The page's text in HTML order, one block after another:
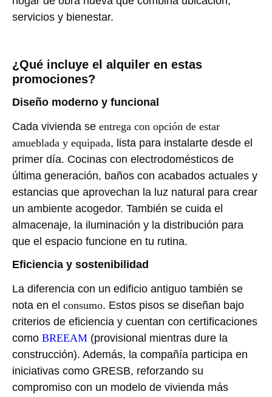
servicios y bienestar.
¿Qué incluye el alquiler en estas
promociones?
Diseño moderno y funcional
Cada vivienda se entrega con opción de estar
amueblada y equipada, lista para instalarte desde el
primer día. Cocinas con electrodomésticos de
última generación, baños con acabados actuales y
estancias que aprovechan la luz natural para crear
un ambiente acogedor. También se cuida el
almacenaje, la iluminación y la distribución para
que el espacio funcione en tu rutina.
Eficiencia y sostenibilidad
La diferencia con un edificio antiguo también se
nota en el consumo. Estos pisos se diseñan bajo
criterios de eficiencia y cuentan con certificaciones
como BREEAM (provisional mientras dure la
construcción). Además, la compañía participa en
iniciativas como GRESB, reforzando su
compromiso con un modelo de vivienda más